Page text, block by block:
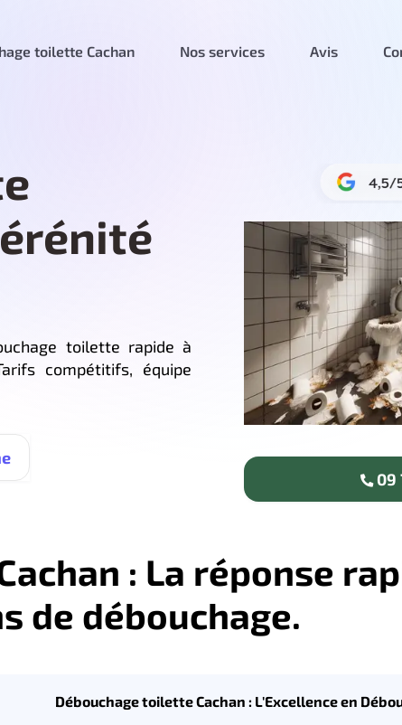
toilette Cachan Nos services Avis
toilette rapide à
compétitifs, équipe
09
: La réponse
de débouchage.
Débouchage toilette Cachan : L'Excellence en